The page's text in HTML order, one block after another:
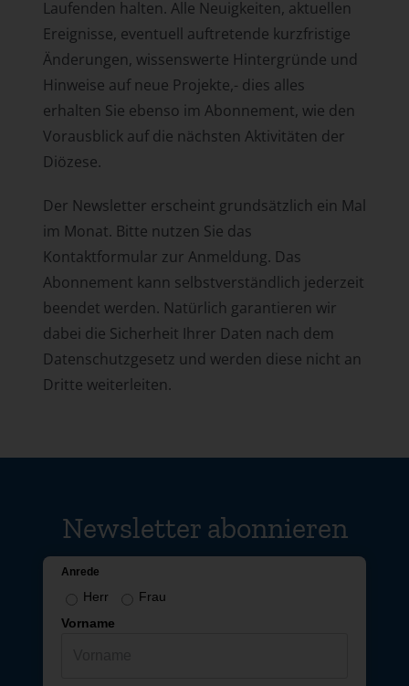
Laufenden halten. Alle Neuigkeiten, aktuellen
Ereignisse, eventuell auftretende kurzfristige
Änderungen, wissenswerte Hintergründe und
Hinweise auf neue Projekte,- dies alles
erhalten Sie ebenso im Abonnement, wie den
Vorausblick auf die nächsten Aktivitäten der
Diözese.
Der Newsletter erscheint grundsätzlich ein Mal
im Monat. Bitte nutzen Sie das
Kontaktformular zur Anmeldung. Das
Abonnement kann selbstverständlich jederzeit
beendet werden. Natürlich garantieren wir
dabei die Sicherheit Ihrer Daten nach dem
Datenschutzgesetz und werden diese nicht an
Dritte weiterleiten.
Newsletter abonnieren
Anrede
Herr
Frau
Vorname